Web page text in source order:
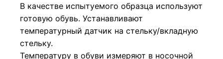
В качестве испытуемого образца используют
готовую обувь. Устанавливают
температурный датчик на стельку/вкладную
стельку.
Температуру в обуви измеряют в носочной